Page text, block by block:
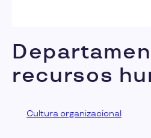
recursos
Cultura organizacional